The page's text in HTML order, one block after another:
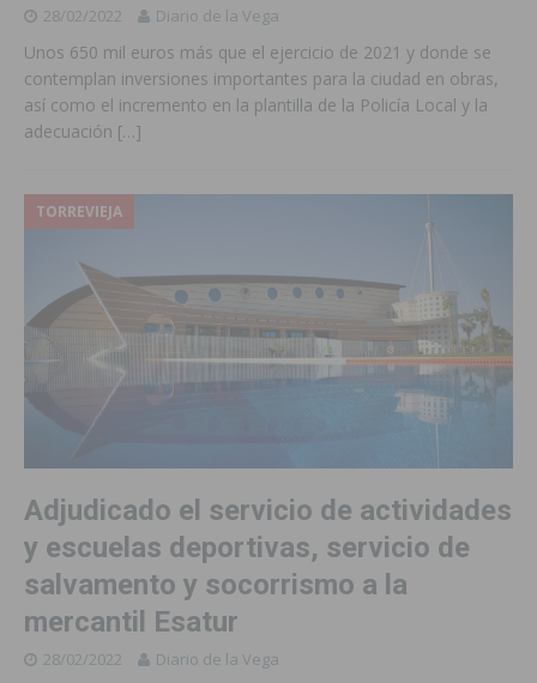
28/02/2022 Diario de la Vega
Unos 650 mil euros más que el ejercicio de 2021 y donde se
contemplan inversiones importantes para la ciudad en obras,
así como el incremento en la plantilla de la Policía Local y la
adecuación […]
TORREVIEJA
Adjudicado el servicio de actividades
y escuelas deportivas, servicio de
salvamento y socorrismo a la
mercantil Esatur
28/02/2022 Diario de la Vega